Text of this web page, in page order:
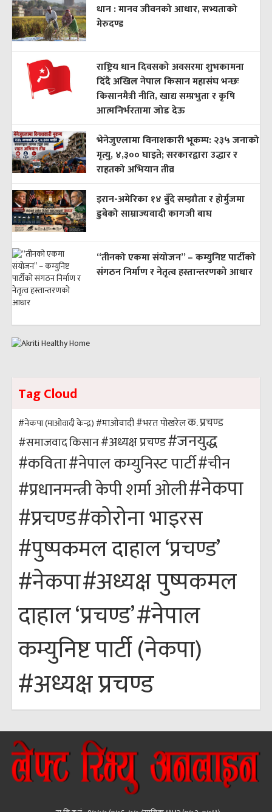
धान : मानव जीवनको आधार, सभ्यताको
मेरुदण्ड
राष्ट्रिय धान दिवसको अवसरमा शुभकामना
दिँदै अखिल नेपाल किसान महासंघ भन्छः
किसानमैत्री नीति, खाद्य सम्प्रभुता र कृषि
आत्मनिर्भरतामा जोड देऊ
भेनेजुएलामा विनाशकारी भूकम्प: २३५ जनाको
मृत्यु, ४,३०० घाइते; सरकारद्वारा उद्धार र
राहतको अभियान तीव्र
इरान-अमेरिका १४ बुँदे सम्झौता र होर्मुजमा
डुबेको साम्राज्यवादी कागजी बाघ
“तीनको एकमा संयोजन” – कम्युनिष्ट पार्टीको
संगठन निर्माण र नेतृत्व हस्तान्तरणको आधार
Tag Cloud
#नेकपा (माओवादी केन्द्र) #माओवादी#भरत पोखरेलक. प्रचण्ड
#समाजवादकिसान#अध्यक्ष प्रचण्ड#जनयुद्ध
#कविता#नेपाल कम्युनिस्ट पार्टी#चीन
#प्रधानमन्त्री केपी शर्मा ओली#नेकपा
#प्रचण्ड#कोरोना भाइरस
#पुष्पकमल दाहाल ‘प्रचण्ड’
#नेकपा#अध्यक्ष पुष्पकमल
दाहाल ‘प्रचण्ड’#नेपाल
कम्युनिष्ट पार्टी (नेकपा)
#अध्यक्ष प्रचण्ड